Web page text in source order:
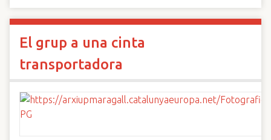
El grup a una cinta
transportadora